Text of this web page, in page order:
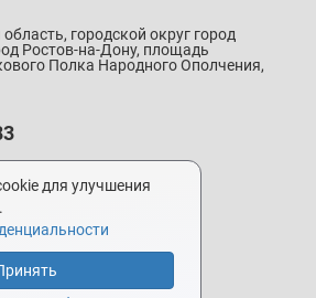
городской округ город
Ростов-на-Дону, площадь
Полка Народного Ополчения,
для улучшения